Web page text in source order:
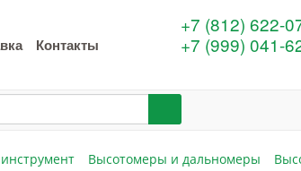
Контакты
+7 (812) 622-
+7 (999) 041-
Высотомеры и дальномеры